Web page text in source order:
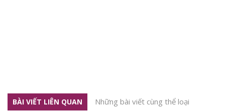
BÀI VIẾT LIÊN QUAN Những bài viết cùng thể loại